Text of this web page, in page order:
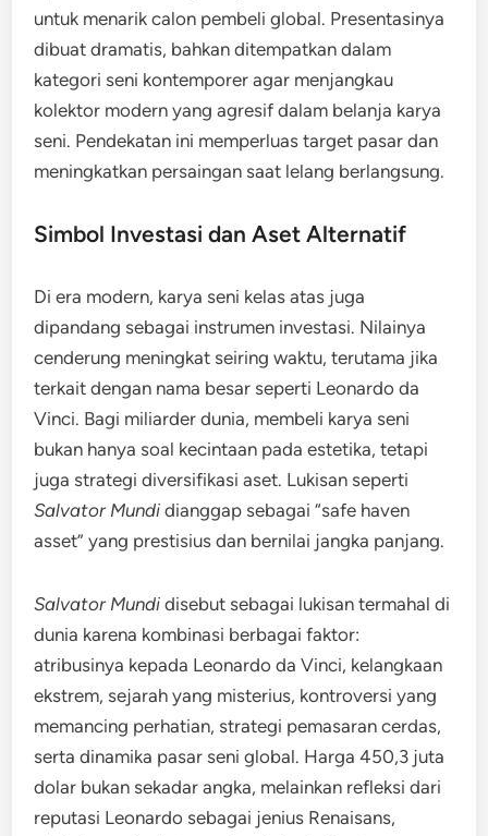
untuk menarik calon pembeli global. Presentasinya
dibuat dramatis, bahkan ditempatkan dalam
kategori seni kontemporer agar menjangkau
kolektor modern yang agresif dalam belanja karya
seni. Pendekatan ini memperluas target pasar dan
meningkatkan persaingan saat lelang berlangsung.
Simbol Investasi dan Aset Alternatif
Di era modern, karya seni kelas atas juga
dipandang sebagai instrumen investasi. Nilainya
cenderung meningkat seiring waktu, terutama jika
terkait dengan nama besar seperti Leonardo da
Vinci. Bagi miliarder dunia, membeli karya seni
bukan hanya soal kecintaan pada estetika, tetapi
juga strategi diversifikasi aset. Lukisan seperti
Salvator Mundi dianggap sebagai “safe haven
asset” yang prestisius dan bernilai jangka panjang.
Salvator Mundi disebut sebagai lukisan termahal di
dunia karena kombinasi berbagai faktor:
atribusinya kepada Leonardo da Vinci, kelangkaan
ekstrem, sejarah yang misterius, kontroversi yang
memancing perhatian, strategi pemasaran cerdas,
serta dinamika pasar seni global. Harga 450,3 juta
dolar bukan sekadar angka, melainkan refleksi dari
reputasi Leonardo sebagai jenius Renaisans,